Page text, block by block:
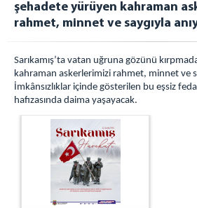
Başkan
Yönetim
Öğretim Görevlileri
Bürolar
Program Geliştirme, Ölçme ve
Bürosu
Sağlık, Psiko-Sosyal Hizmetler ve
Bürosu
İdarî ve Malî İşler Bürosu
Bilgi İşlem, İstatistik, Arşiv ve
Bürosu
şehadete yürüyen kahraman
rahmet, minnet ve saygıyla
Sarıkamış’ta vatan uğruna gözünü
kahraman askerlerimizi rahmet, minnet ve
İmkânsızlıklar içinde gösterilen bu eşsiz
hafızasında daima yaşayacak.